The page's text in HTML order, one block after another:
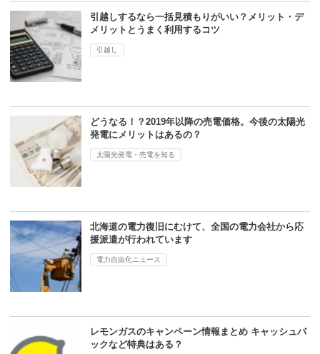
引越しするなら一括見積もりがいい？メリット・デ
メリットとうまく利用するコツ
引越し
どうなる！？2019年以降の売電価格。今後の太陽光
発電にメリットはあるの？
太陽光発電・売電を知る
北海道の電力復旧にむけて、全国の電力会社から応
援派遣が行われています
電力自由化ニュース
レモンガスのキャンペーン情報まとめ キャッシュバ
ックなど特典はある？